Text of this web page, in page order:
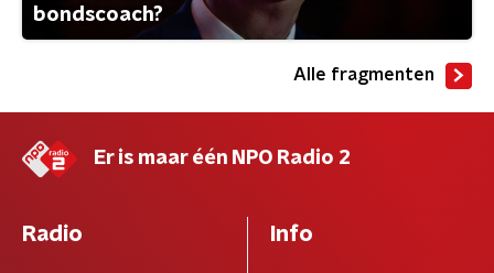
bondscoach?
Alle fragmenten
Er is maar één NPO Radio 2
Radio Info